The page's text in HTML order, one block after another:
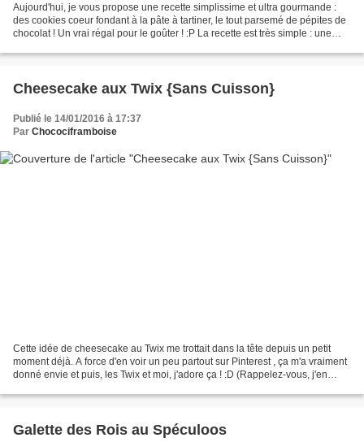
Aujourd'hui, je vous propose une recette simplissime et ultra gourmande :
des cookies coeur fondant à la pâte à tartiner, le tout parsemé de pépites de
chocolat ! Un vrai régal pour le goûter ! :P La recette est très simple : une
Cheesecake aux Twix {Sans Cuisson}
Publié le 14/01/2016 à 17:37
Par Chocociframboise
Cette idée de cheesecake au Twix me trottait dans la tête depuis un petit
moment déjà. A force d'en voir un peu partout sur Pinterest , ça m'a vraiment
donné envie et puis, les Twix et moi, j'adore ça ! :D (Rappelez-vous, j'en
Galette des Rois au Spéculoos